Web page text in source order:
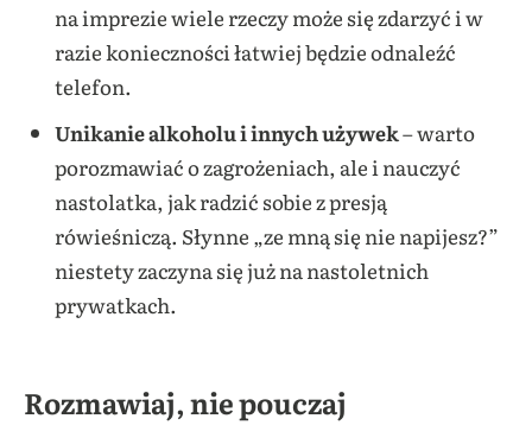
na imprezie wiele rzeczy może się zdarzyć i w
razie konieczności łatwiej będzie odnaleźć
telefon.
Unikanie alkoholu i innych używek– warto
porozmawiać o zagrożeniach, ale i nauczyć
nastolatka, jak radzić sobie z presją
rówieśniczą. Słynne „ze mną się nie napijesz?”
niestety zaczyna się już na nastoletnich
prywatkach.
Rozmawiaj, nie pouczaj